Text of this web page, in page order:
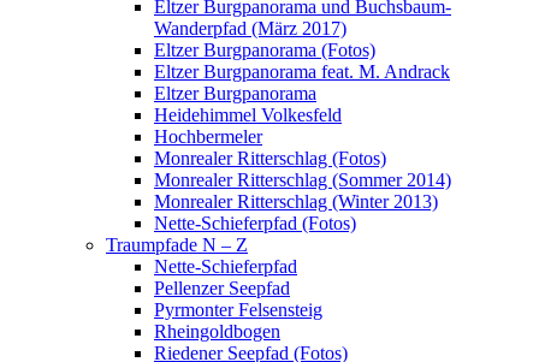
Eltzer Burgpanorama und Buchsbaum-
Wanderpfad (März 2017)
Eltzer Burgpanorama (Fotos)
Eltzer Burgpanorama feat. M. Andrack
Eltzer Burgpanorama
Heidehimmel Volkesfeld
Hochbermeler
Monrealer Ritterschlag (Fotos)
Monrealer Ritterschlag (Sommer 2014)
Monrealer Ritterschlag (Winter 2013)
Nette-Schieferpfad (Fotos)
Traumpfade N – Z
Nette-Schieferpfad
Pellenzer Seepfad
Pyrmonter Felsensteig
Rheingoldbogen
Riedener Seepfad (Fotos)